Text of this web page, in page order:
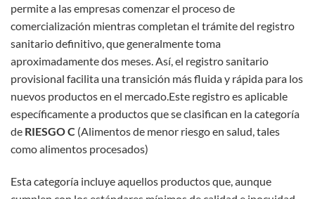
permite a las empresas comenzar el proceso de
comercialización mientras completan el trámite del registro
sanitario definitivo, que generalmente toma
aproximadamente dos meses. Así, el registro sanitario
provisional facilita una transición más fluida y rápida para los
nuevos productos en el mercado.Este registro es aplicable
específicamente a productos que se clasifican en la categoría
de RIESGO C (Alimentos de menor riesgo en salud, tales
como alimentos procesados)
Esta categoría incluye aquellos productos que, aunque